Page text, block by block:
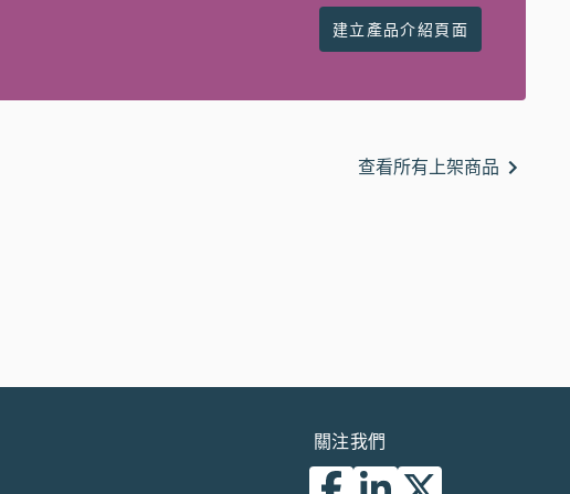
建立產品介紹頁面
查看所有上架商品
關注我們